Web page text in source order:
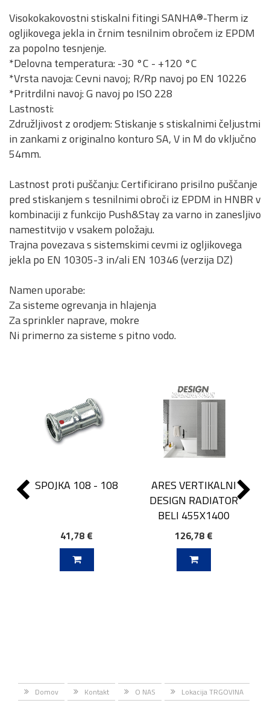
Visokokakovostni stiskalni fitingi SANHA®-Therm iz
ogljikovega jekla in črnim tesnilnim obročem iz EPDM
za popolno tesnjenje.
*Delovna temperatura: -30 °C - +120 °C
*Vrsta navoja: Cevni navoj; R/Rp navoj po EN 10226
*Pritrdilni navoj: G navoj po ISO 228
Lastnosti:
Združljivost z orodjem: Stiskanje s stiskalnimi čeljustmi
in zankami z originalno konturo SA, V in M do vključno
54mm.
Lastnost proti puščanju: Certificirano prisilno puščanje
pred stiskanjem s tesnilnimi obroči iz EPDM in HNBR v
kombinaciji z funkcijo Push&Stay za varno in zanesljivo
namestitvijo v vsakem položaju.
Trajna povezava s sistemskimi cevmi iz ogljikovega
jekla po EN 10305-3 in/ali EN 10346 (verzija DZ)
Namen uporabe:
Za sisteme ogrevanja in hlajenja
Za sprinkler naprave, mokre
Ni primerno za sisteme s pitno vodo.
SPOJKA 108 - 108
41,78 €
ARES VERTIKALNI
DESIGN RADIATOR
BELI 455X1400
126,78 €
Domov Kontakt O NAS Lokacija TRGOVINA